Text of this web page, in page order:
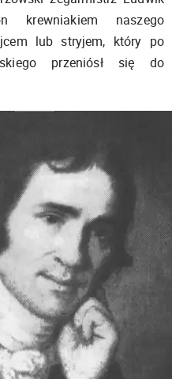
krewniakiem naszego
lub stryjem, który po
przeniósł się do